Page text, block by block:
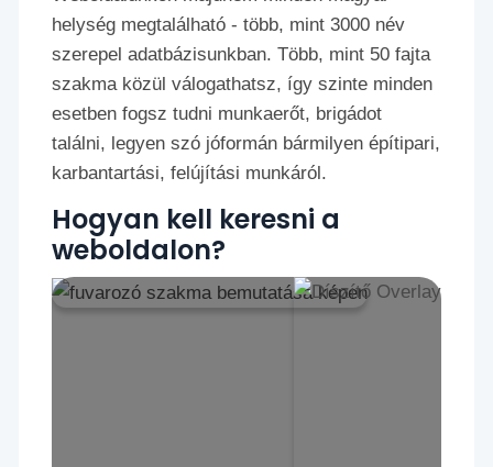
helység megtalálható - több, mint 3000 név
szerepel adatbázisunkban. Több, mint 50 fajta
szakma közül válogathatsz, így szinte minden
esetben fogsz tudni munkaerőt, brigádot
találni, legyen szó jóformán bármilyen építipari,
karbantartási, felújítási munkáról.
Hogyan kell keresni a
weboldalon?